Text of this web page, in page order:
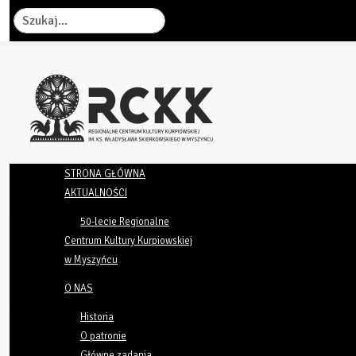
Szukaj
STRONA GŁÓWNA
AKTUALNOŚCI
50-lecie Regionalne
Centrum Kultury Kurpiowskiej
w Myszyńcu
O NAS
Historia
O patronie